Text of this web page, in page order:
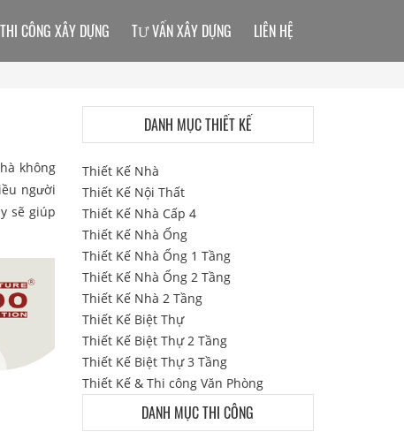
không
người
sẽ giúp
THI CÔNG XÂY DỰNG TƯ VẤN XÂY DỰNG LIÊN HỆ
DANH MỤC THIẾT KẾ
Thiết Kế Nhà
Thiết Kế Nội Thất
Thiết Kế Nhà Cấp 4
Thiết Kế Nhà Ống
Thiết Kế Nhà Ống 1 Tầng
Thiết Kế Nhà Ống 2 Tầng
Thiết Kế Nhà 2 Tầng
Thiết Kế Biệt Thự
Thiết Kế Biệt Thự 2 Tầng
Thiết Kế Biệt Thự 3 Tầng
Thiết Kế & Thi công Văn Phòng
DANH MỤC THI CÔNG